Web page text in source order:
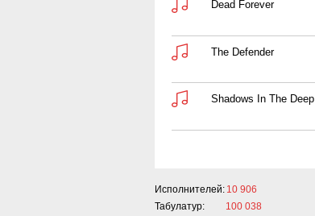
Dead Forever
The Defender
Shadows In The Deep
Исполнителей: 10 906
Табулатур:
100 038